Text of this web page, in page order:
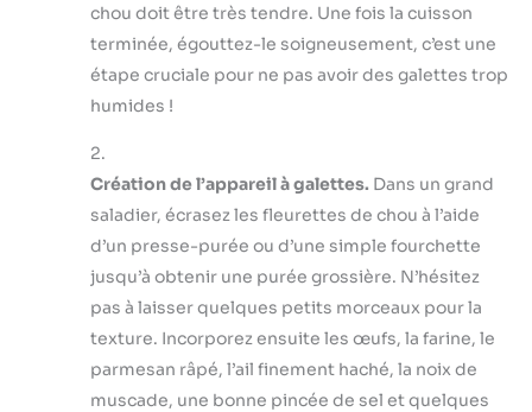
chou doit être très tendre. Une fois la cuisson
terminée, égouttez-le soigneusement, c’est une
étape cruciale pour ne pas avoir des galettes trop
humides !
2.
Création de l’appareil à galettes. Dans un grand
saladier, écrasez les fleurettes de chou à l’aide
d’un presse-purée ou d’une simple fourchette
jusqu’à obtenir une purée grossière. N’hésitez
pas à laisser quelques petits morceaux pour la
texture. Incorporez ensuite les œufs, la farine, le
parmesan râpé, l’ail finement haché, la noix de
muscade, une bonne pincée de sel et quelques